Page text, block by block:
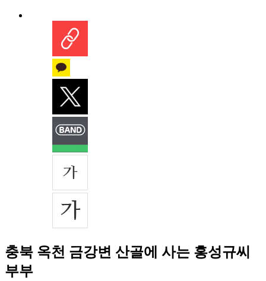
충북 옥천 금강변 산골에 사는 홍성규씨
부부